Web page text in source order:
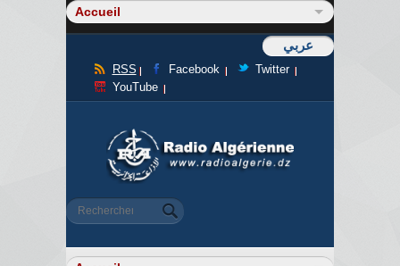
عربي
RSS Facebook
Twitter
YouTube
Formulaire de recherche
Rechercher